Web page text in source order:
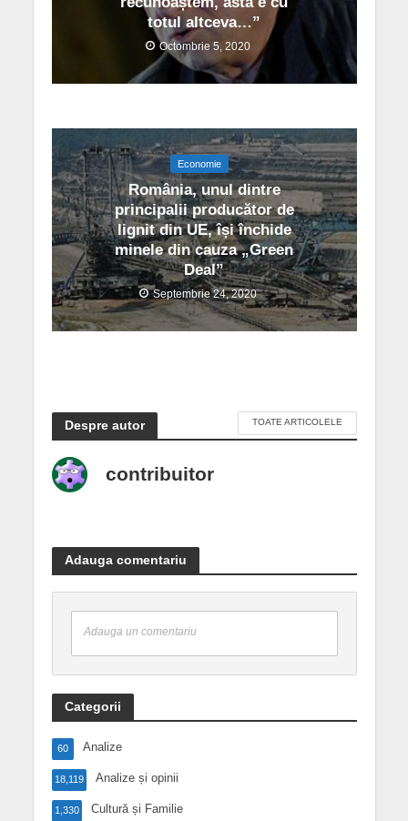
totul altceva…”
Octombrie 5, 2020
Economie
România, unul dintre
principalii producător de
lignit din UE, își închide
minele din cauza „Green
Deal”
Septembrie 24, 2020
Despre autor TOATE ARTICOLELE
contribuitor
Adauga comentariu
Adauga un comentariu
Categorii
Analize
60
Analize și opinii
18,119
Cultură și Familie
1,330